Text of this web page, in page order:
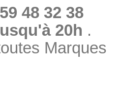
48 32 38
20h .
Marques